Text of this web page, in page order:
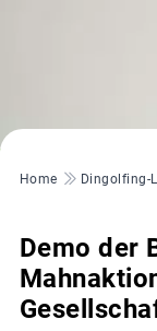
Pfadnavigation
Home Dingolfing-
Demo der